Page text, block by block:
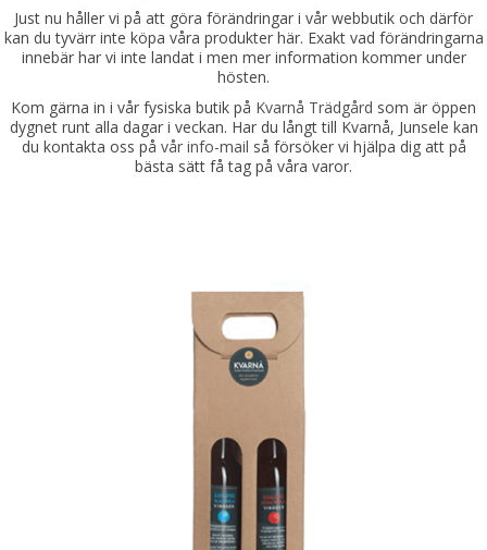
Just nu håller vi på att göra förändringar i vår webbutik och därför
kan du tyvärr inte köpa våra produkter här. Exakt vad förändringarna
innebär har vi inte landat i men mer information kommer under
hösten.
Kom gärna in i vår fysiska butik på Kvarnå Trädgård som är öppen
dygnet runt alla dagar i veckan. Har du långt till Kvarnå, Junsele kan
du kontakta oss på vår info-mail så försöker vi hjälpa dig att på
bästa sätt få tag på våra varor.